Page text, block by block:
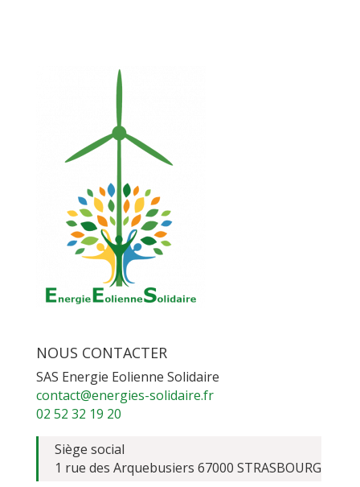
NOUS CONTACTER
SAS Energie Eolienne Solidaire
contact@energies-solidaire.fr
02 52 32 19 20
Siège social
1 rue des Arquebusiers 67000 STRASBOURG